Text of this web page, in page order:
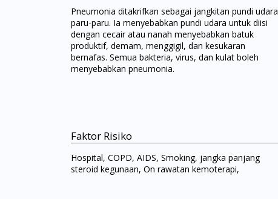
Pneumonia ditakrifkan sebagai jangkitan pundi udara
paru-paru. Ia menyebabkan pundi udara untuk diisi
dengan cecair atau nanah menyebabkan batuk
produktif, demam, menggigil, dan kesukaran
bernafas. Semua bakteria, virus, dan kulat boleh
menyebabkan pneumonia.
Faktor Risiko
Hospital, COPD, AIDS, Smoking, jangka panjang
steroid kegunaan, On rawatan kemoterapi,